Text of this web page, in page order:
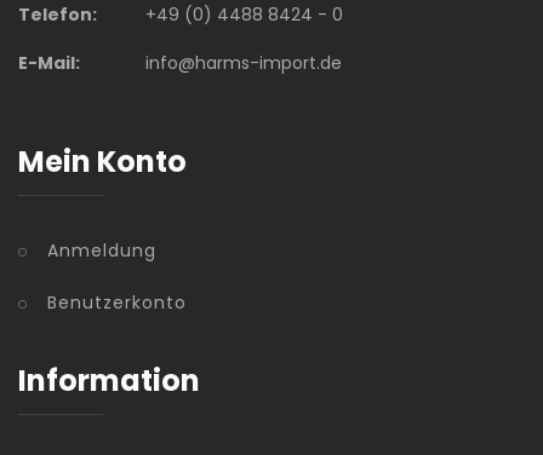
Telefon:
+49 (0) 4488 8424 - 0
E-Mail:
info@harms-import.de
Mein Konto
Anmeldung
Benutzerkonto
Information